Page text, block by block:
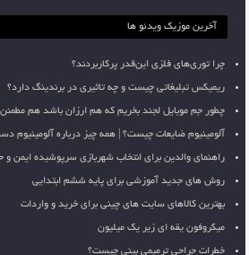
آخرین موزیک ویدئو ها
چرا توری‌های فلزی این‌قدر پرکاربردند؟
ریمیکس تبلیغاتی چیست و چه تاثیری در برندینگ دارد؟
چطور جم موبایل لجند بخریم که هم ارزان باشد هم
آلومینیوم ضایعات چیست؟ | همه چیز درباره آلومینیوم
راهنمای والدین برای انتخاب شهربازی سرپوشیده ایمن و
روش های جدید آموزشی برای پایه ششم ابتدایی
بهترین کالاهای سایت های چینی برای خرید و واردات
میکروفون یقه ای زیر یک میلیون
خطرات جراحی ترمیمی بینی چیست؟